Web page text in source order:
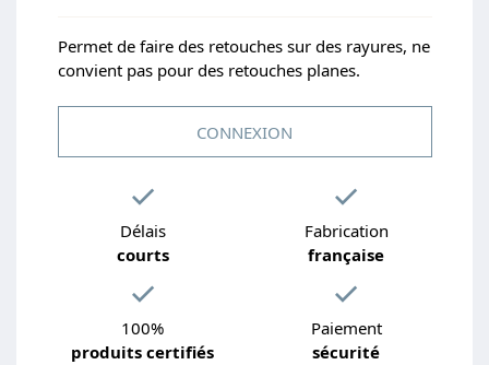
Permet de faire des retouches sur des rayures, ne
convient pas pour des retouches planes.
CONNEXION
Délais
courts
Fabrication
française
100%
produits certifiés
Paiement
sécurité